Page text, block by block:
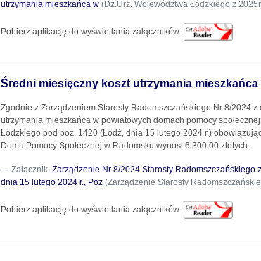
utrzymania mieszkańca w (Dz.Urz. Województwa Łódzkiego z
Pobierz aplikację do wyświetlania załączników:
Średni miesięczny koszt utrzymania
Zgodnie z Zarządzeniem Starosty Radomszczańskiego Nr 8/2024
utrzymania mieszkańca w powiatowych domach pomocy
Łódzkiego pod poz. 1420 (Łódź, dnia 15 lutego 2024 r.)
Domu Pomocy Społecznej w Radomsku wynosi 6.300,00 złotych.
Załącznik: Zarządzenie Nr 8/2024 Starosty
dnia 15 lutego 2024 r., Poz (Zarządzenie Starosty
Pobierz aplikację do wyświetlania załączników: